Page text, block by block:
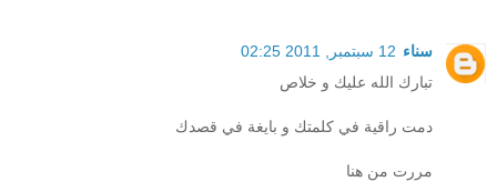
سناء 12 سبتمبر, 2011 02:25
تبارك الله عليك و خلاص
دمت راقية في كلمتك و بايغة في قصدك
مررت من هنا